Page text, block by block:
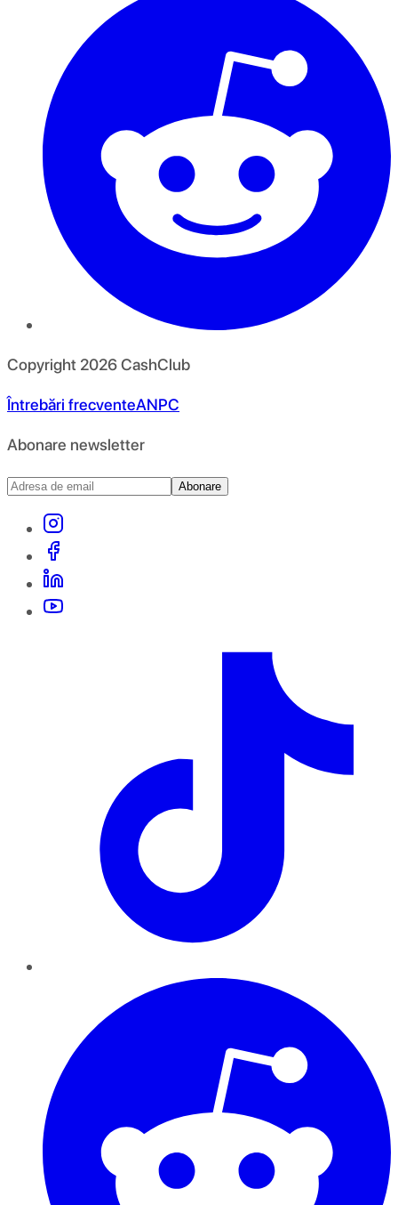
Copyright 2026CashClub
Întrebări frecventeANPC
Abonare newsletter
Abonare